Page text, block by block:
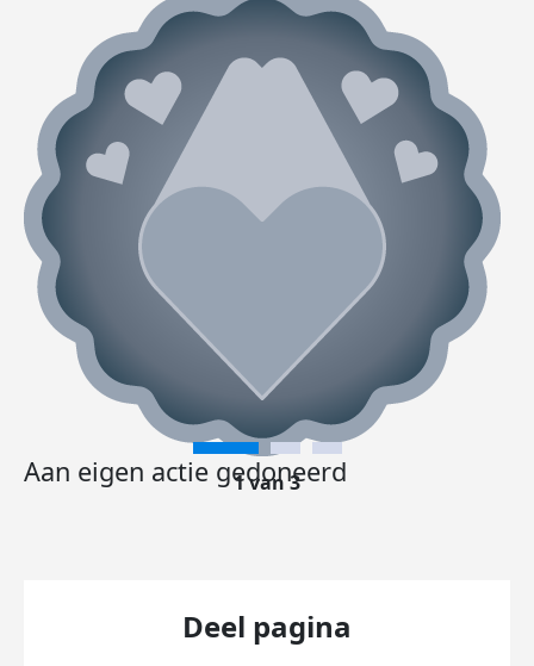
Aan eigen actie gedoneerd
1 van 3
Deel pagina